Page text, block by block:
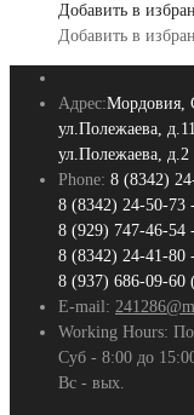
Добавить в
Добавить в
Адрес:Мордовия,
ул.Полежаева,
ул.Полежаева,
Phone: 8 (8342)
8 (8342) 24-50-
8 (929) 747-46-
8 (8342) 24-41-80
8 (937) 686-09-60
E-mail:
Working Hours:
Суб - 8:00 до
Вс - вых.